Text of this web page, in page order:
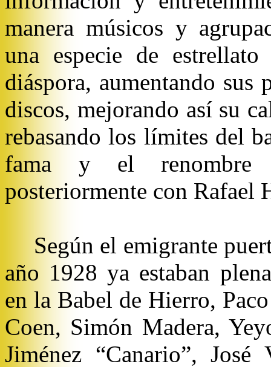
manera músicos y
una especie de
diáspora, aumentando
discos, mejorando así su
rebasando los límites del
fama y el renombre
posteriormente con Rafael
Según el emigrante
año 1928 ya estaban
en la Babel de Hierro,
Coen, Simón Madera,
Jiménez “Canario”,